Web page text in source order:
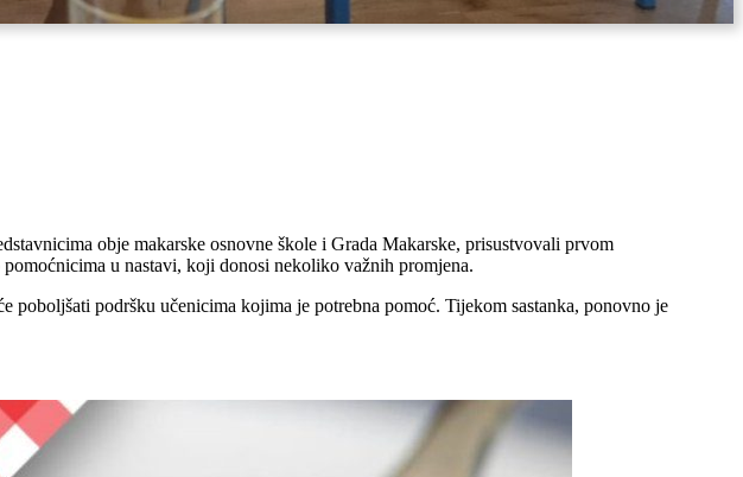
obje makarske osnovne škole i Grada Makarske, prisustvovali prvom
u nastavi, koji donosi nekoliko važnih promjena.
podršku učenicima kojima je potrebna pomoć. Tijekom sastanka, ponovno je